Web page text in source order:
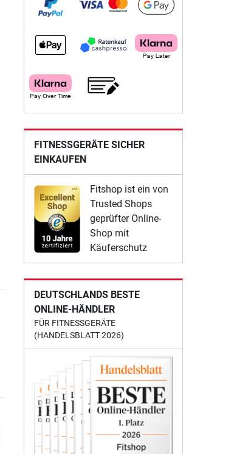
FITNESSGERÄTE SICHER
EINKAUFEN
Fitshop ist ein von
Trusted Shops
geprüfter Online-
Shop mit
Käuferschutz
DEUTSCHLANDS BESTE
ONLINE-HÄNDLER
FÜR FITNESSGERÄTE
(HANDELSBLATT 2026)